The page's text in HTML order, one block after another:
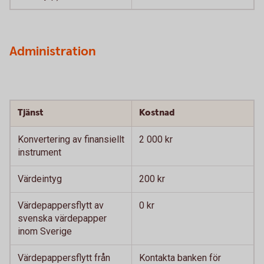
Administration
Tjänst Kostnad
Konvertering av finansiellt
instrument
2 000 kr
Värdeintyg 200 kr
Värdepappersflytt av
svenska värdepapper
inom Sverige
0 kr
Värdepappersflytt från Kontakta banken för